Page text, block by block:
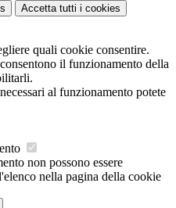
Accetta tutti i cookies
quali cookie consentire.
il funzionamento della
al funzionamento potete
non possono essere
nella pagina della cookie